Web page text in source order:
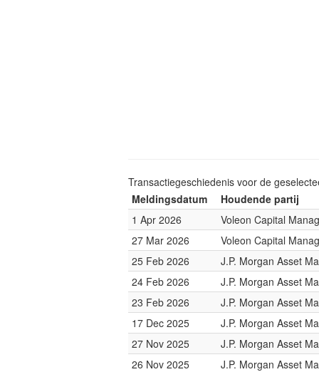
Transactiegeschiedenis voor de
Meldingsdatum
Houdende partij
1 Apr 2026
Voleon Capital
27 Mar 2026
Voleon Capital
25 Feb 2026
J.P. Morgan Asset
24 Feb 2026
J.P. Morgan Asset
23 Feb 2026
J.P. Morgan Asset
17 Dec 2025
J.P. Morgan Asset
27 Nov 2025
J.P. Morgan Asset
26 Nov 2025
J.P. Morgan Asset